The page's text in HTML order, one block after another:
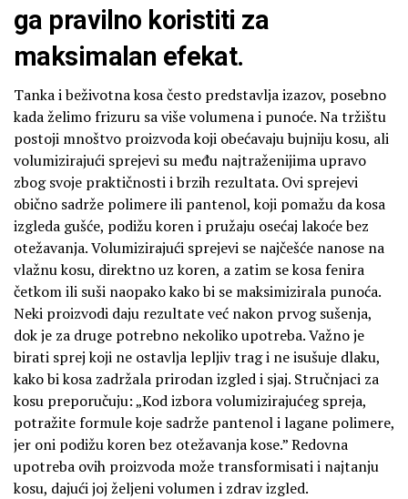
ga pravilno koristiti za
maksimalan efekat.
Tanka i beživotna kosa često predstavlja izazov, posebno
kada želimo frizuru sa više volumena i punoće. Na tržištu
postoji mnoštvo proizvoda koji obećavaju bujniju kosu, ali
volumizirajući sprejevi su među najtraženijima upravo
zbog svoje praktičnosti i brzih rezultata. Ovi sprejevi
obično sadrže polimere ili pantenol, koji pomažu da kosa
izgleda gušće, podižu koren i pružaju osećaj lakoće bez
otežavanja. Volumizirajući sprejevi se najčešće nanose na
vlažnu kosu, direktno uz koren, a zatim se kosa fenira
četkom ili suši naopako kako bi se maksimizirala punoća.
Neki proizvodi daju rezultate već nakon prvog sušenja,
dok je za druge potrebno nekoliko upotreba. Važno je
birati sprej koji ne ostavlja lepljiv trag i ne isušuje dlaku,
kako bi kosa zadržala prirodan izgled i sjaj. Stručnjaci za
kosu preporučuju: „Kod izbora volumizirajućeg spreja,
potražite formule koje sadrže pantenol i lagane polimere,
jer oni podižu koren bez otežavanja kose.” Redovna
upotreba ovih proizvoda može transformisati i najtanju
kosu, dajući joj željeni volumen i zdrav izgled.